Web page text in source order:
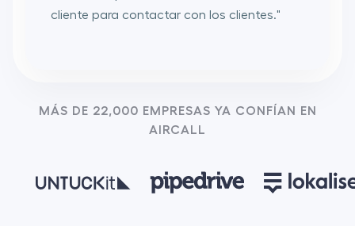
cliente para contactar con los clientes."
MÁS DE 22,000 EMPRESAS YA CONFÍAN EN
AIRCALL